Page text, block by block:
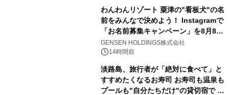
わんわんリゾート 粟津の"看板犬"の名
前をみんなで決めよう！ Instagramで
「お名前募集キャンペーン」を8月8日
(土)より開催
GENSEN HOLDINGS株式会社
14時間前
淡路島、旅行者が「絶対に食べて」と
すすめたくなるお寿司 お寿司も温泉も
プールも"自分たちだけ"の貸切宿で 1